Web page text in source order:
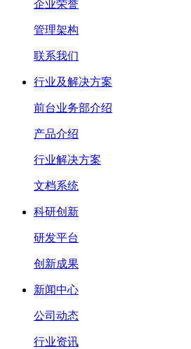
企业荣誉
管理架构
联系我们
行业及解决方案
前台业务部介绍
产品介绍
行业解决方案
文档系统
科研创新
研发平台
创新成果
新闻中心
公司动态
行业资讯